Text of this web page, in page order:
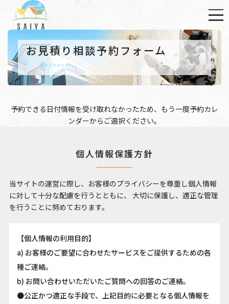
お見積り相談予約フォーム
Reserve
予約できる日付情報を受け取れなかったため、もう一度予約カレ
ンダーからご選択ください。
個人情報保護方針
当サイトの運営に際し、お客様のプライバシーを尊重し個人情報
に対して十分な配慮を行うとともに、 大切に保護し、適正な管理
を行うことに努めております。
【個人情報の利用目的】
a) お客様のご要望に合わせたサービスをご提供するための各
種ご連絡。
b) お問い合わせいただいたご質問への回答のご連絡。
●公正かつ適正な手段で、上記目的に必要となる個人情報を